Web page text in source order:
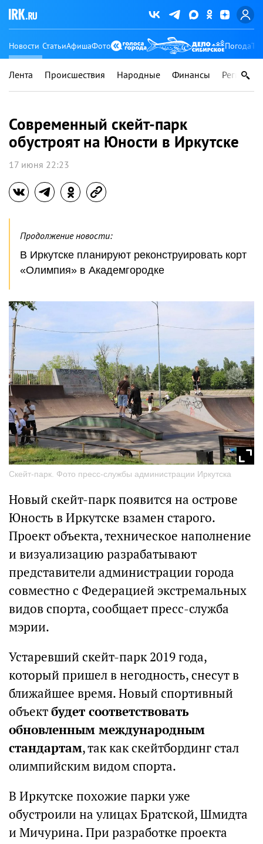
Новости СтатьиАфишаФото Погода
Лента Происшествия Народные Финансы Регионы
Современный скейт-парк
обустроят на Юности в Иркутске
17 июня 22:23
Продолжение новости:
В Иркутске планируют реконструировать корт
«Олимпия» в Академгородке
Скейт-парк. Фото пресс-службы администрации Иркутска
Новый скейт-парк появится на острове
Юность в Иркутске взамен старого.
Проект объекта, техническое наполнение
и визуализацию разрабатывают
представители администрации города
совместно с Федерацией экстремальных
видов спорта, сообщает пресс-служба
мэрии.
Устаревший скейт-парк 2019 года,
который пришел в негодность, снесут в
ближайшее время. Новый спортивный
объектбудет соответствовать
обновленным международным
стандартам, так как скейтбординг стал
олимпийским видом спорта.
В Иркутске похожие парки уже
обустроили на улицах Братской, Шмидта
и Мичурина. При разработке проекта